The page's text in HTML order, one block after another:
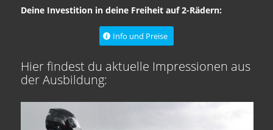
Deine Investition in deine Freiheit auf 2-Rädern:
Info und Preise
Hier findest du aktuelle Impressionen aus
der Ausbildung: